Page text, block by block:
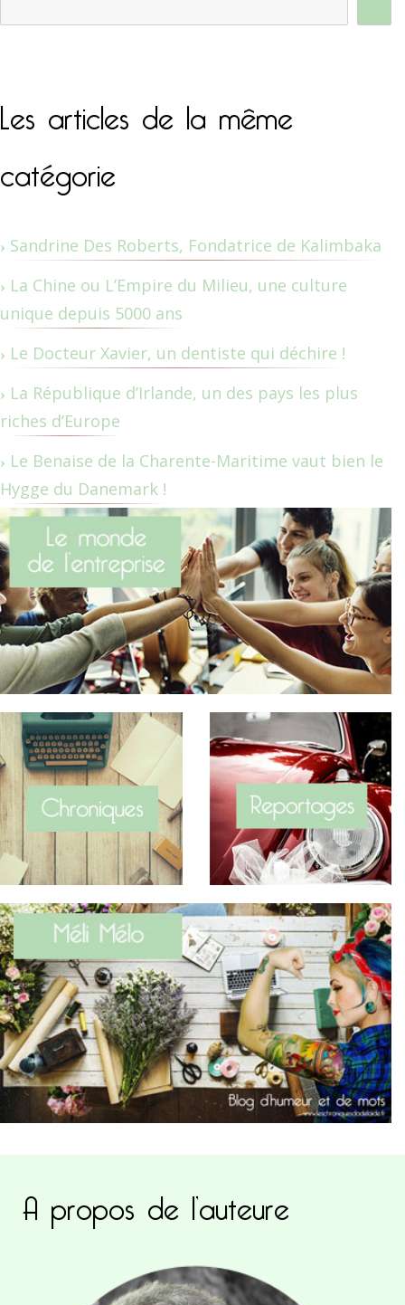
Les articles de la même
catégorie
Sandrine Des Roberts, Fondatrice de Kalimbaka
La Chine ou L’Empire du Milieu, une culture
unique depuis 5000 ans
Le Docteur Xavier, un dentiste qui déchire !
La République d’Irlande, un des pays les plus
riches d’Europe
Le Benaise de la Charente-Maritime vaut bien le
Hygge du Danemark !
A propos de l’auteure